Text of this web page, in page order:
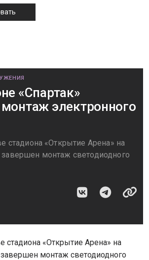
«Спартак»
электронного
стадиона «Открытие Арена» на
монтаж светодиодного
стадиона «Открытие Арена» на
монтаж светодиодного